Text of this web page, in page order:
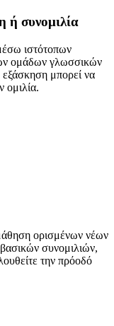
ή συνομιλία
ιστότοπων
ομάδων γλωσσικών
μπορεί να
ομιλία.
ορισμένων νέων
συνομιλιών,
την πρόοδό